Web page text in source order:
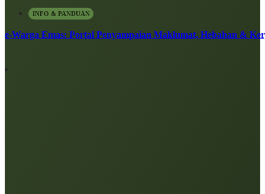
INFO & PANDUAN
e-Warga Emas: Portal Penyampaian Maklumat, Hebahan &